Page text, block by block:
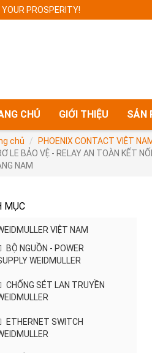
PROSPERITY!
CHỦ GIỚI THIỆU SẢN
chủ PHOENIX CONTACT VIỆT
LE BẢO VỆ - RELAY AN TOÀN KẾT
NAM
MỤC
VIỆT NAM
BỘ NGUỒN - POWER
WEIDMULLER
CHỐNG SÉT LAN TRUYỀN
ETHERNET SWITCH